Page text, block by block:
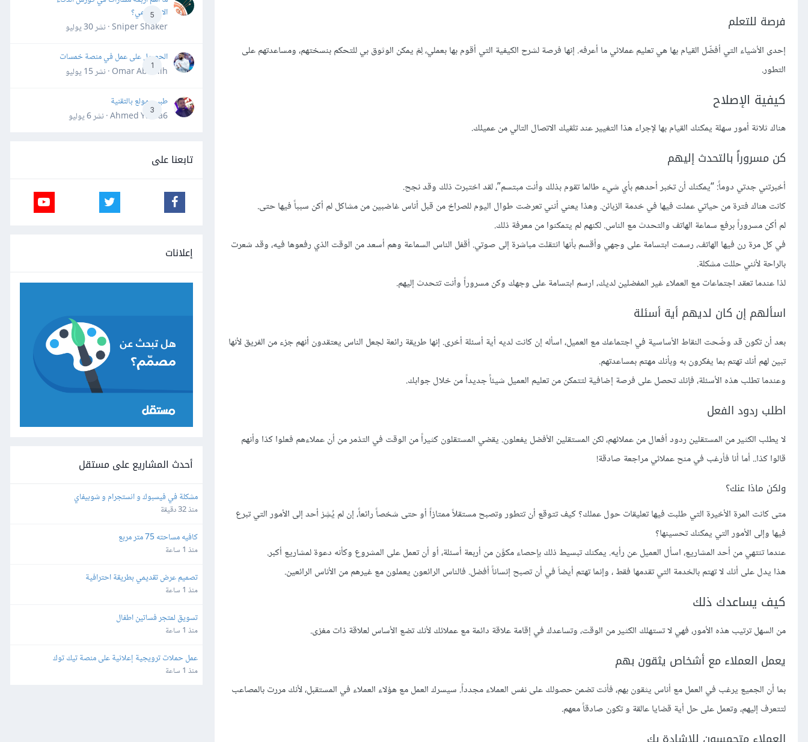
فرصة للتعلم
إحدى الأشياء التي أفضّل القيام بها هي تعليم عملائي ما أعرفه. إنها فرصة لشرح الكيفية التي أقوم بها بعملي، لِمَ يمكن الوثوق بي للتحكم بنسختهم، ومساعدتهم على
التطور.
كيفية الإصلاح
هناك ثلاثة أمور سهلة يمكنك القيام بها لإجراء هذا التغيير عند تلقيك الاتصال التالي من عميلك.
كن مسروراً بالتحدث إليهم
أخبرتني جدتي دوماً: “يمكنك أن تخبر أحدهم بأي شيء طالما تقوم بذلك وأنت مبتسم”، لقد اختبرت ذلك وقد نجح.
كانت هناك فترة من حياتي عملت فيها في خدمة الزبائن. وهذا يعني أنني تعرضت طوال اليوم للصراخ من قبل أناس غاضبين من مشاكل لم أكن سبباً فيها حتى.
لم أكن مسروراً برفع سماعة الهاتف والتحدث مع الناس. لكنهم لم يتمكنوا من معرفة ذلك.
في كل مرة رن فيها الهاتف، رسمت ابتسامة على وجهي وأقسم بأنها انتقلت مباشرة إلى صوتي. أقفل الناس السماعة وهم أسعد من الوقت الذي رفعوها فيه، وقد شعرت
بالراحة لأنني حللت مشكلة.
لذا عندما تعقد اجتماعات مع العملاء غير المفضلين لديك، ارسم ابتسامة على وجهك وكن مسروراً وأنت تتحدث إليهم.
اسألهم إن كان لديهم أية أسئلة
بعد أن تكون قد وضّحت النقاط الأساسية في اجتماعك مع العميل، اسأله إن كانت لديه أية أسئلة أخرى. إنها طريقة رائعة لجعل الناس يعتقدون أنهم جزء من الفريق لأنها
تبين لهم أنك تهتم بما يفكرون به وبأنك مهتم بمساعدتهم.
وعندما تطلب هذه الأسئلة، فإنك تحصل على فرصة إضافية لتتمكن من تعليم العميل شيئاً جديداً من خلال جوابك.
اطلب ردود الفعل
لا يطلب الكثير من المستقلين ردود أفعال من عملائهم، لكن المستقلين الأفضل يفعلون. يقضي المستقلون كثيراً من الوقت في التذمر من أن عملاءهم فعلوا كذا وأنهم
قالوا كذا.. أما أنا فأرغب في منح عملائي مراجعة صادقة!
ولكن ماذا عنك؟
متى كانت المرة الأخيرة التي طلبت فيها تعليقات حول عملك؟ كيف تتوقع أن تتطور وتصبح مستقلاً ممتازاً أو حتى شخصاً رائعاً، إن لم يُشِرْ أحد إلى الأمور التي تبرع
فيها وإلى الأمور التي يمكنك تحسينها؟
عندما تنتهي من أحد المشاريع، اسأل العميل عن رأيه. يمكنك تبسيط ذلك بإحصاء مكوَّن من أربعة أسئلة، أو أن تعمل على المشروع وكأنه دعوة لمشاريع أكبر.
هذا يدل على أنك لا تهتم بالخدمة التي تقدمها فقط ، وإنما تهتم أيضاَ في أن تصبح إنساناً أفضل. فالناس الرائعون يعملون مع غيرهم من الأناس الرائعين.
كيف يساعدك ذلك
من السهل ترتيب هذه الأمور، فهي لا تستهلك الكثير من الوقت، وتساعدك في إقامة علاقة دائمة مع عملائك لأنك تضع الأساس لعلاقة ذات مغزى.
يعمل العملاء مع أشخاص يثقون بهم
بما أن الجميع يرغب في العمل مع أناس يثقون بهم، فأنت تضمن حصولك على نفس العملاء مجدداً. سيسرك العمل مع هؤلاء العملاء في المستقبل، لأنك مررت بالمصاعب
لتتعرف إليهم، وتعمل على حل أية قضايا عالقة و تكون صادقاً معهم.
5
الاصطناعي؟
Sniper Shaker · نشر
30 يوليو
1
الحصول على عمل في منصة خمسات
Omar Abdallh · نشر
15 يوليو
3
طبيب مولع بالتقنية
Ahmed Yahia6 · نشر
6 يوليو
تابعنا على
إعلانات
أحدث المشاريع على مستقل
مشكلة في فيسبوك و انستجرام و شوبيفاي
منذ 32 دقيقة
كافيه مساحته 75 متر مربع
منذ 1 ساعة
تصميم عرض تقديمي بطريقة احترافية
منذ 1 ساعة
تسويق لمتجر فساتين اطفال
منذ 1 ساعة
عمل حملات ترويجية إعلانية على منصة تيك توك
منذ 1 ساعة